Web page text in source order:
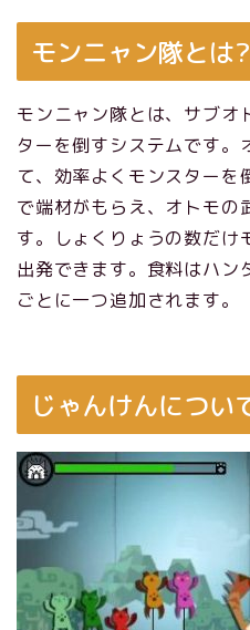
モンニャン隊とは?
モンニャン隊とは、サブオ
ターを倒すシステムです。
て、効率よくモンスターを
で端材がもらえ、オトモの
す。しょくりょうの数だけ
出発できます。食料はハン
ごとに一つ追加されます。
じゃんけんについ